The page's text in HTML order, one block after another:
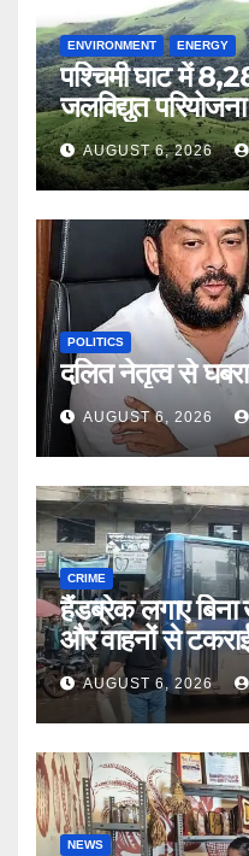
ENVIRONMENT ENERGY
पश्चिमी घाट में
जलविद्युत परियोजना
AUGUST 6, 2026
POLITICS
दलित नेतृत्व से
AUGUST 6, 2026
CRIME
हैंडब्रेक लगाए बिना
और वाहनों से
AUGUST 6, 2026
NEWS